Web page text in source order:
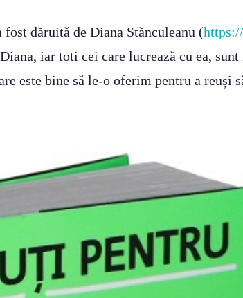
dăruită de Diana Stănculeanu (
iar toti cei care lucrează cu ea,
este bine să le-o oferim pentru a